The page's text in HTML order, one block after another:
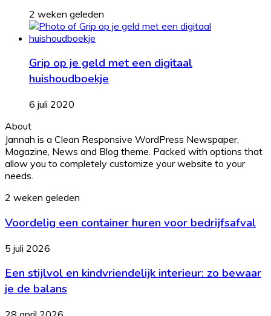
2 weken geleden
Grip op je geld met een digitaal
huishoudboekje
6 juli 2020
About
Jannah is a Clean Responsive WordPress Newspaper,
Magazine, News and Blog theme. Packed with options that
allow you to completely customize your website to your
needs.
Voordelig
container
voor
bedrijfsafval
2 weken geleden
Voordelig een container huren voor bedrijfsafval
Een
en
kindvriendelijk
interieur:
5 juli 2026
Een stijlvol en kindvriendelijk interieur: zo bewaar
je de balans
Hoe